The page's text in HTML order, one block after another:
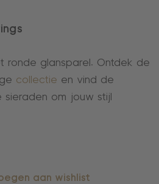
ronde glansparel. Ontdek de
collectie en vind de
om jouw stijl
aan wishlist